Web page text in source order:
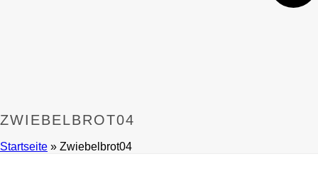
ZWIEBELBROT04
Startseite » Zwiebelbrot04